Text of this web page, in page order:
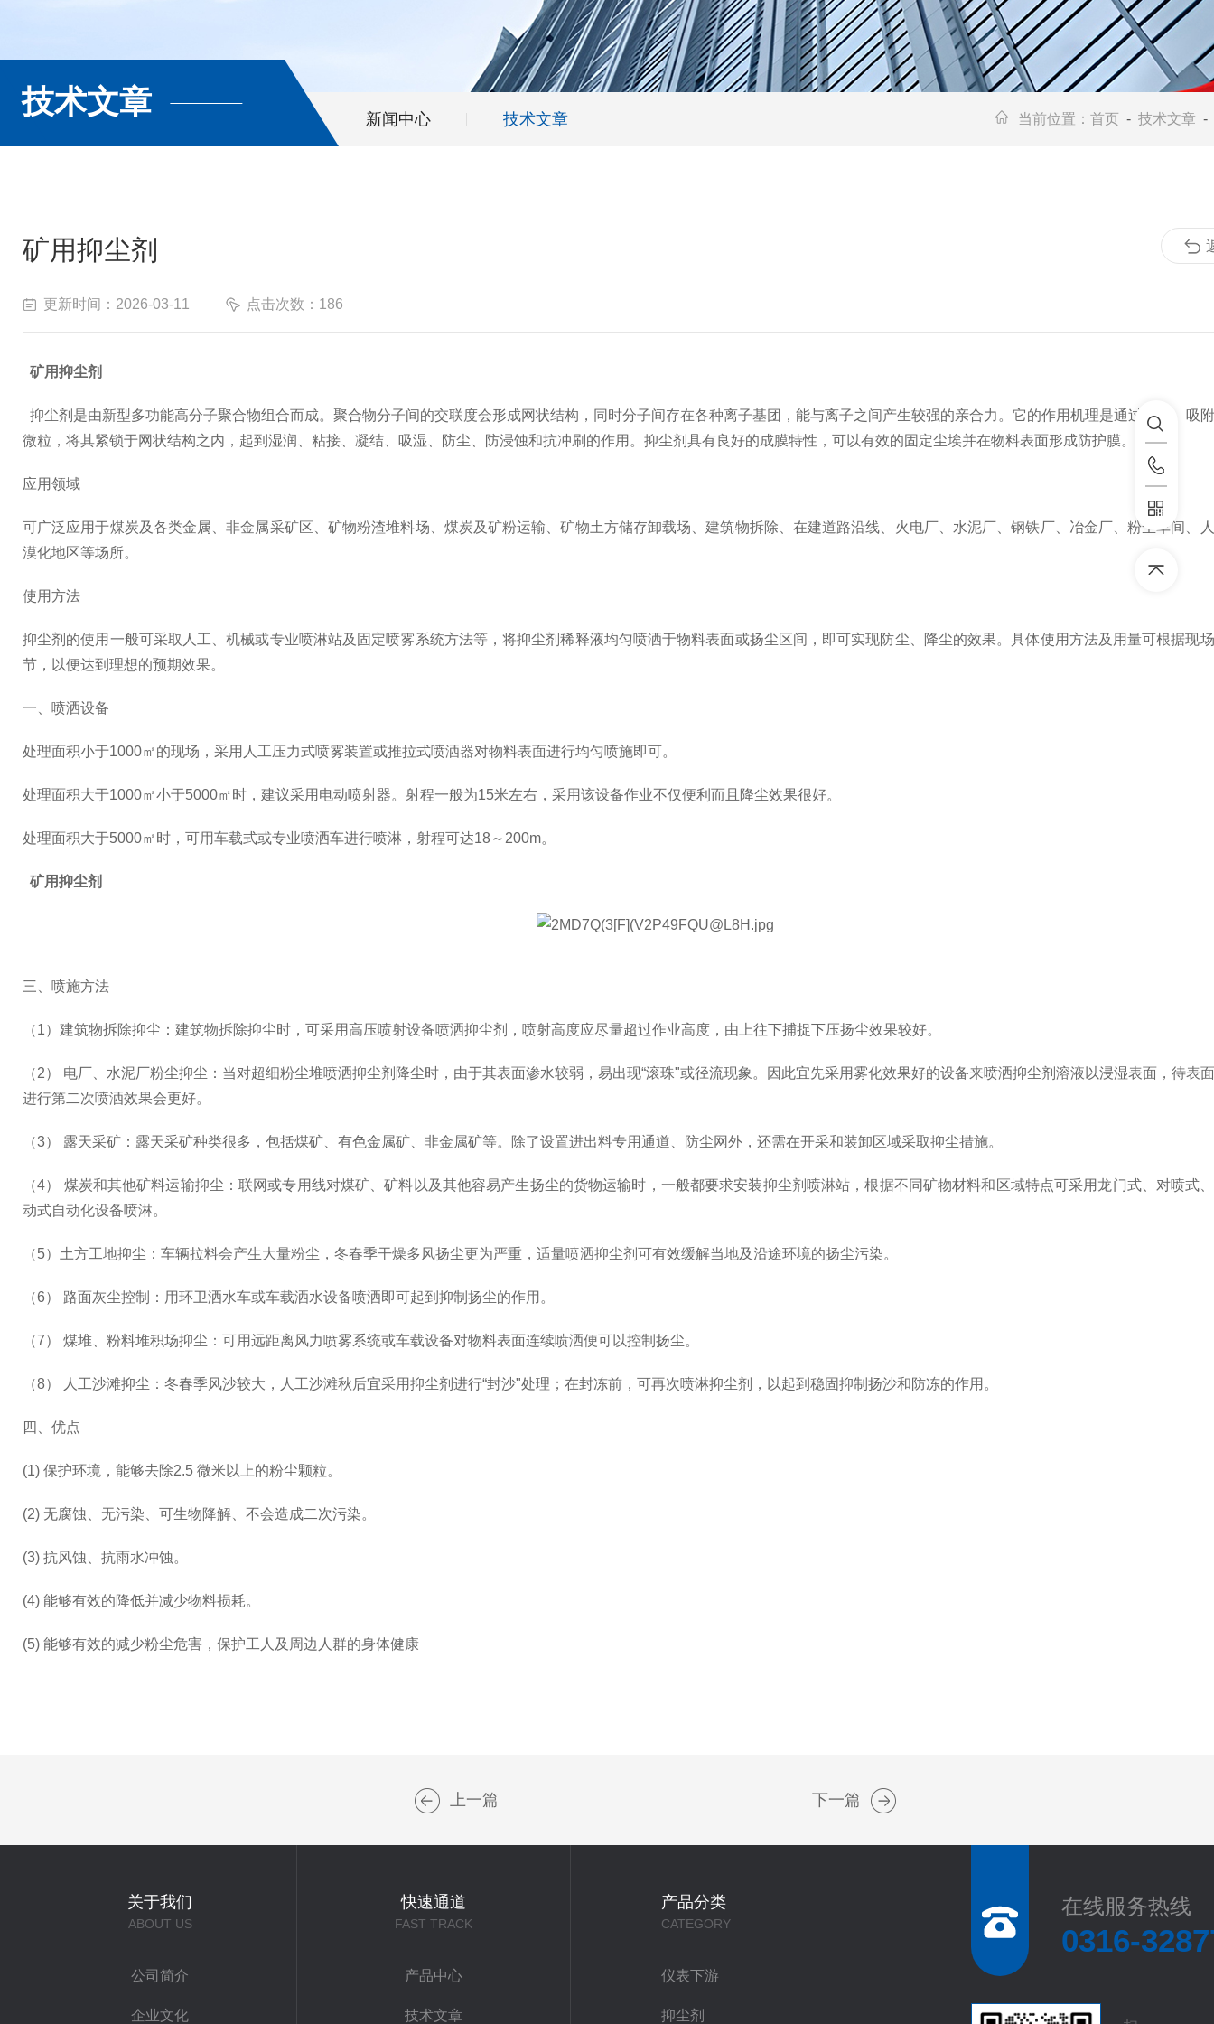
技术文章 新闻中心 技术文章 当前位置： 首页 - 技术文章 -
矿用抑尘剂
更新时间：2026-03-11 点击次数：186
矿用抑尘剂
抑尘剂是由新型多功能高分子聚合物组合而成。聚合物分子间的交联度会形成网状结构，同时分子间存在各种离子基团，能与离子之间产生较强的亲合力。它的作用机理是通过捕捉、吸
微粒，将其紧锁于网状结构之内，起到湿润、粘接、凝结、吸湿、防尘、防浸蚀和抗冲刷的作用。抑尘剂具有良好的成膜特性，可以有效的固定尘埃并在物料表面形成防护膜。
应用领域
可广泛应用于煤炭及各类金属、非金属采矿区、矿物粉渣堆料场、煤炭及矿粉运输、矿物土方储存卸载场、建筑物拆除、在建道路沿线、火电厂、水泥厂、钢铁厂、冶金厂、粉尘车间、
漠化地区等场所。
使用方法
抑尘剂的使用一般可采取人工、机械或专业喷淋站及固定喷雾系统方法等，将抑尘剂稀释液均匀喷洒于物料表面或扬尘区间，即可实现防尘、降尘的效果。具体使用方法及用量可根据现
节，以便达到理想的预期效果。
一、喷洒设备
处理面积小于1000㎡的现场，采用人工压力式喷雾装置或推拉式喷洒器对物料表面进行均匀喷施即可。
处理面积大于1000㎡小于5000㎡时，建议采用电动喷射器。射程一般为15米左右，采用该设备作业不仅便利而且降尘效果很好。
处理面积大于5000㎡时，可用车载式或专业喷洒车进行喷淋，射程可达18～200m。
矿用抑尘剂
三、喷施方法
（1）建筑物拆除抑尘：建筑物拆除抑尘时，可采用高压喷射设备喷洒抑尘剂，喷射高度应尽量超过作业高度，由上往下捕捉下压扬尘效果较好。
（2） 电厂、水泥厂粉尘抑尘：当对超细粉尘堆喷洒抑尘剂降尘时，由于其表面渗水较弱，易出现“滚珠"或径流现象。因此宜先采用雾化效果好的设备来喷洒抑尘剂溶液以浸湿表面，待表
进行第二次喷洒效果会更好。
（3） 露天采矿：露天采矿种类很多，包括煤矿、有色金属矿、非金属矿等。除了设置进出料专用通道、防尘网外，还需在开采和装卸区域采取抑尘措施。
（4） 煤炭和其他矿料运输抑尘：联网或专用线对煤矿、矿料以及其他容易产生扬尘的货物运输时，一般都要求安装抑尘剂喷淋站，根据不同矿物材料和区域特点可采用龙门式、对喷式
动式自动化设备喷淋。
（5）土方工地抑尘：车辆拉料会产生大量粉尘，冬春季干燥多风扬尘更为严重，适量喷洒抑尘剂可有效缓解当地及沿途环境的扬尘污染。
（6） 路面灰尘控制：用环卫洒水车或车载洒水设备喷洒即可起到抑制扬尘的作用。
（7） 煤堆、粉料堆积场抑尘：可用远距离风力喷雾系统或车载设备对物料表面连续喷洒便可以控制扬尘。
（8） 人工沙滩抑尘：冬春季风沙较大，人工沙滩秋后宜采用抑尘剂进行“封沙"处理；在封冻前，可再次喷淋抑尘剂，以起到稳固抑制扬沙和防冻的作用。
四、优点
(1) 保护环境，能够去除2.5 微米以上的粉尘颗粒。
(2) 无腐蚀、无污染、可生物降解、不会造成二次污染。
(3) 抗风蚀、抗雨水冲蚀。
(4) 能够有效的降低并减少物料损耗。
(5) 能够有效的减少粉尘危害，保护工人及周边人群的身体健康
上一篇 下一篇
关于我们
ABOUT US
公司简介
企业文化
快速通道
FAST TRACK
产品中心
技术文章
产品分类
CATEGORY
仪表下游
抑尘剂
在线服务热线
0316-